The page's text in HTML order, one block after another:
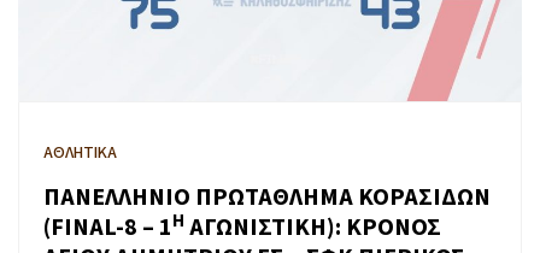
ΑΘΛΗΤΙΚΑ
ΠΑΝΕΛΛΗΝΙΟ ΠΡΩΤΑΘΛΗΜΑ ΚΟΡΑΣΙΔΩΝ
(FINAL-8 – 1Η ΑΓΩΝΙΣΤΙΚΗ): ΚΡΟΝΟΣ